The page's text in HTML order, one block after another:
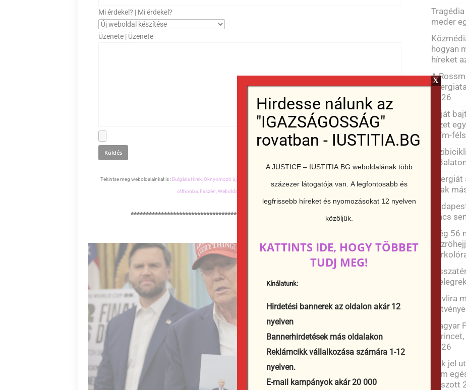
Mi érdekel? | Mi érdekel?
Üzenete | Üzenete
Tekintse meg weboldalainkat is : Bulgária Hírek, Oknyomozó újságírás,
otthonba, Faszén, Weboldalak készítése,
*******************************************************************************
meder
hogyan
híreket
A
2026
Saját
tüzet
Krím-
a
csak
nincs
Még
Bóvlira
2026
Sok jel
nem
látszott
Hirdesse nálunk az
"IGAZSÁGOSSÁG"
rovatban - IUSTITIA.BG
A JUSTICE – IUSTITIA.BG weboldalának több
százezer látogatója van. A legfontosabb és
legfrissebb híreket és nyomozásokat 12 nyelven
közöljük.
KATTINTS IDE, HOGY TÖBBET
TUDJ MEG!
Kínálatunk:
Hirdetési bannerek az oldalon akár 12
nyelven
Bannerhirdetések más oldalakon
Reklámcikk vállalkozása számára 1-12
nyelven.
E-mail kampányok akár 20 000
X